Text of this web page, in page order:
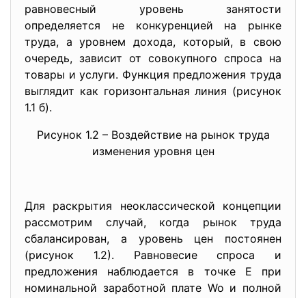
равновесный уровень занятости
определяется не конкуренцией на рынке
труда, а уровнем дохода, который, в свою
очередь, зависит от совокупного спроса на
товары и услуги. Функция предложения труда
выглядит как горизонтальная линия (рисунок
1.1 б).
Рисунок 1.2 – Воздействие на рынок труда
изменения уровня цен
Для раскрытия неоклассической концепции
рассмотрим случай, когда рынок труда
сбалансирован, а уровень цен постоянен
(рисунок 1.2). Равновесие спроса и
предложения наблюдается в точке Е при
номинальной заработной плате Wo и полной